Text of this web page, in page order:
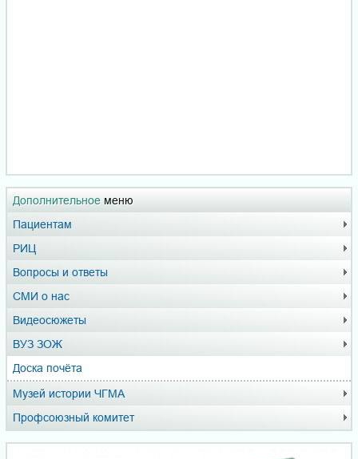
Дополнительное меню
Пациентам
РИЦ
Вопросы и ответы
СМИ о нас
Видеосюжеты
ВУЗ ЗОЖ
Доска почёта
Музей истории ЧГМА
Профсоюзный комитет